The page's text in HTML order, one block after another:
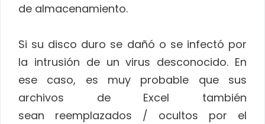
de almacenamiento.
Si su disco duro se dañó o se infectó por
la intrusión de un virus desconocido. En
ese caso, es muy probable que sus
archivos de Excel también
sean reemplazados / ocultos por el